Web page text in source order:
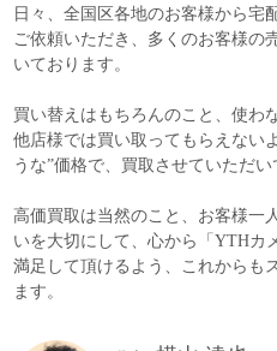
日々、全国区各地のお客様から宅
ご依頼いただき、多くのお客様の
いております。
買い替えはもちろんのこと、使わ
他店様では買い取ってもらえない
うな”価格で、買取させていただい
高価買取は当然のこと、お客様一
いを大切にして、心から「YTHカ
満足して頂けるよう、これからも
ます。